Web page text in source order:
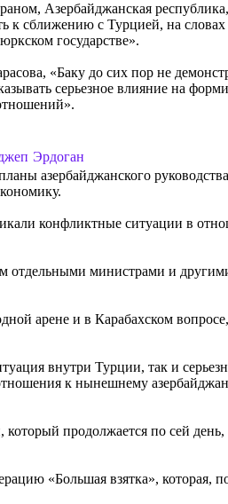
Азербайджанская
к сближению с Турцией, на
государстве».
, «Баку до сих пор не
серьезное влияние на
Эрдоган
азербайджанского
конфликтные ситуации в
отдельными министрами и
арене и в Карабахском
внутри Турции, так и
к нынешнему
продолжается по сей
«Большая взятка», которая,